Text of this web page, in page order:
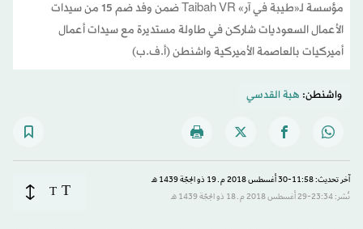
مؤسسة لـ«طيبة في آر» Taibah VR ضمن وفد ضم 15 من سيدات
الأعمال السعوديات شاركن في طاولة مستديرة مع سيدات أعمال
أميركيات بالعاصمة الأميركية واشنطن (أ.ف.ب)
واشنطن: هبة القدسي
آخر تحديث: 11:58-30 أغسطس 2018 م ـ 19 ذو الحِجّة 1439 هـ
نُشر: 23:34-29 أغسطس 2018 م ـ 18 ذو الحِجّة 1439 هـ
T
T